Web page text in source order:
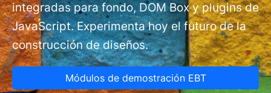
integradas para fondo, DOM Box y plugins de
JavaScript. Experimenta hoy el futuro de la
construcción de diseños.
Módulos de demostración EBT